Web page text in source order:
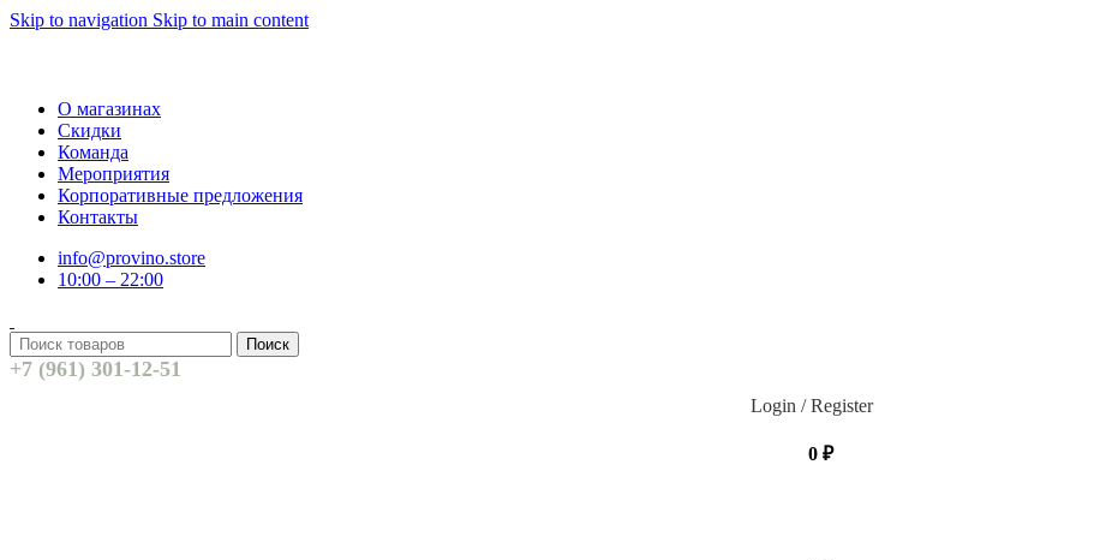
Skip to navigation Skip to main content
О магазинах
Скидки
Команда
Мероприятия
Корпоративные предложения
Контакты
info@provino.store
10:00 – 22:00
Поиск
+7 (961) 301-12-51
Login / Register
0 ₽